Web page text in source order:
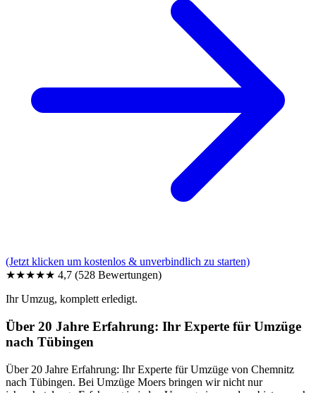
(Jetzt klicken um kostenlos & unverbindlich zu starten)
★★★★★ 4,7 (528 Bewertungen)
Ihr Umzug, komplett erledigt.
Über 20 Jahre Erfahrung: Ihr Experte für Umzüge
nach Tübingen
Über 20 Jahre Erfahrung: Ihr Experte für Umzüge von Chemnitz
nach Tübingen. Bei Umzüge Moers bringen wir nicht nur